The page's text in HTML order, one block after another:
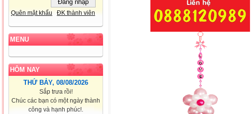
Quên mật khẩu ĐK thành viên
MENU
HÔM NAY
THỨ BẢY, 08/08/2026
Sắp trưa rồi!
Chúc các bạn có một ngày thành
công và hạnh phúc!.